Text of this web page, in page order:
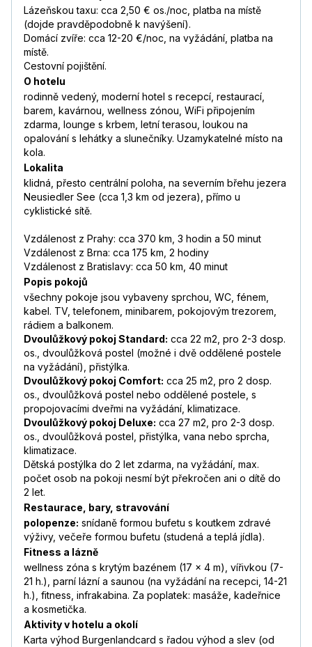
Lázeňskou taxu: cca 2,50 € os./noc, platba na místě
(dojde pravděpodobně k navýšení).
Domácí zvíře: cca 12-20 €/noc, na vyžádání, platba na
místě.
Cestovní pojištění.
O hotelu
rodinně vedený, moderní hotel s recepcí, restaurací,
barem, kavárnou, wellness zónou, WiFi připojením
zdarma, lounge s krbem, letní terasou, loukou na
opalování s lehátky a slunečníky. Uzamykatelné místo na
kola.
Lokalita
klidná, přesto centrální poloha, na severním břehu jezera
Neusiedler See (cca 1,3 km od jezera), přímo u
cyklistické sítě.
Vzdálenost z Prahy: cca 370 km, 3 hodin a 50 minut
Vzdálenost z Brna: cca 175 km, 2 hodiny
Vzdálenost z Bratislavy: cca 50 km, 40 minut
Popis pokojů
všechny pokoje jsou vybaveny sprchou, WC, fénem,
kabel. TV, telefonem, minibarem, pokojovým trezorem,
rádiem a balkonem.
Dvoulůžkový pokoj Standard: cca 22 m2, pro 2-3 dosp.
os., dvoulůžková postel (možné i dvě oddělené postele
na vyžádání), přistýlka.
Dvoulůžkový pokoj Comfort: cca 25 m2, pro 2 dosp.
os., dvoulůžková postel nebo oddělené postele, s
propojovacími dveřmi na vyžádání, klimatizace.
Dvoulůžkový pokoj Deluxe: cca 27 m2, pro 2-3 dosp.
os., dvoulůžková postel, přistýlka, vana nebo sprcha,
klimatizace.
Dětská postýlka do 2 let zdarma, na vyžádání, max.
počet osob na pokoji nesmí být překročen ani o dítě do
2 let.
Restaurace, bary, stravování
polopenze: snídaně formou bufetu s koutkem zdravé
výživy, večeře formou bufetu (studená a teplá jídla).
Fitness a lázně
wellness zóna s krytým bazénem (17 x 4 m), vířivkou (7-
21 h.), parní lázní a saunou (na vyžádání na recepci, 14-21
h.), fitness, infrakabina. Za poplatek: masáže, kadeřnice
a kosmetička.
Aktivity v hotelu a okolí
Karta výhod Burgenlandcard s řadou výhod a slev (od